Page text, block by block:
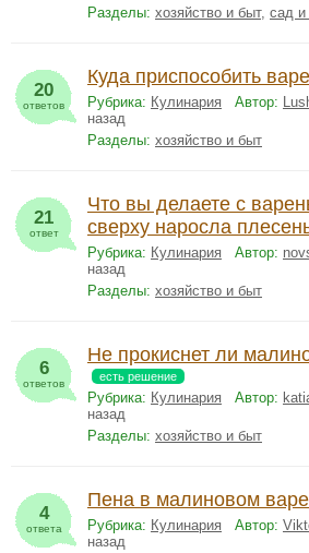
Разделы: хозяйство и быт, сад и
20
ответов
Куда приспособить
Рубрика: Кулинария Автор:
назад
Разделы: хозяйство и быт
21
ответ
Что вы делаете с
сверху наросла
Рубрика: Кулинария Автор:
назад
Разделы: хозяйство и быт
6
ответов
Не прокиснет ли
есть решение
Рубрика: Кулинария Автор:
назад
Разделы: хозяйство и быт
4
ответа
Пена в малиновом
Рубрика: Кулинария Автор:
назад